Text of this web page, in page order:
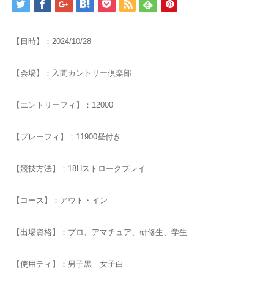
【日時】：2024/10/28
【会場】：入間カントリー倶楽部
【エントリーフィ】：12000
【プレーフィ】：11900昼付き
【競技方法】：18Hストロークプレイ
【コース】：アウト・イン
【出場資格】：プロ、アマチュア、研修生、学生
【使用ティ】：男子黒 女子白